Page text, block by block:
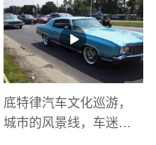
底特律汽车文化巡游，
城市的风景线，车迷的